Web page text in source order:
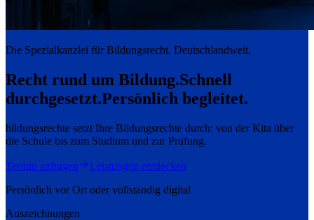
Die Spezialkanzlei für Bildungsrecht. Deutschlandweit.
Recht rund um Bildung.Schnell
durchgesetzt.Persönlich begleitet.
bildungsrechte setzt Ihre Bildungsrechte durch: von der Kita über
die Schule bis zum Studium und zur Prüfung.
Termin anfragen
Leistungen entdecken
Persönlich vor Ort oder vollständig digital
Auszeichnungen